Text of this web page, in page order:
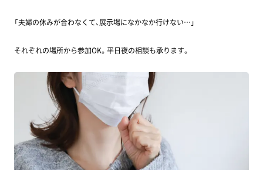
「夫婦の休みが合わなくて、展示場になかなか行けない…」
それぞれの場所から参加OK。平日夜の相談も承ります。